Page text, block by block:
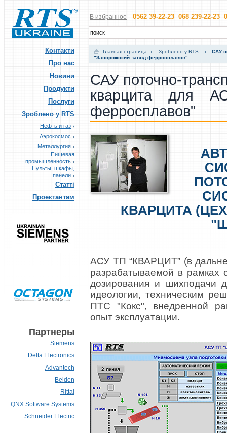
В избранное 0562 39-22-23 068 239-22-23
Контакти
Про нас
Новини
Продукти
Послуги
Зроблено у RTS
Нефть и газ
Аэрокосмос
Металлургия
Пищевая
промышленность
Пульты, шкафы,
панели
Статті
Проектантам
Партнеры
Siemens
Delta Electronics
Advantech
Belden
Rittal
QNX Software Systems
Schneider Electric
Главная страница Зроблено у RTS
САУ
"Запорожский завод ферросплавов"
САУ поточно-
кварцита для
ферросплавов"
КВАРЦИТА
АСУ ТП “КВАРЦИТ” (в
разрабатываемой в рамках
дозирования и шихподачи
идеологии, техническим
ПТС "Кокс", внедренной
опыт эксплуатации.